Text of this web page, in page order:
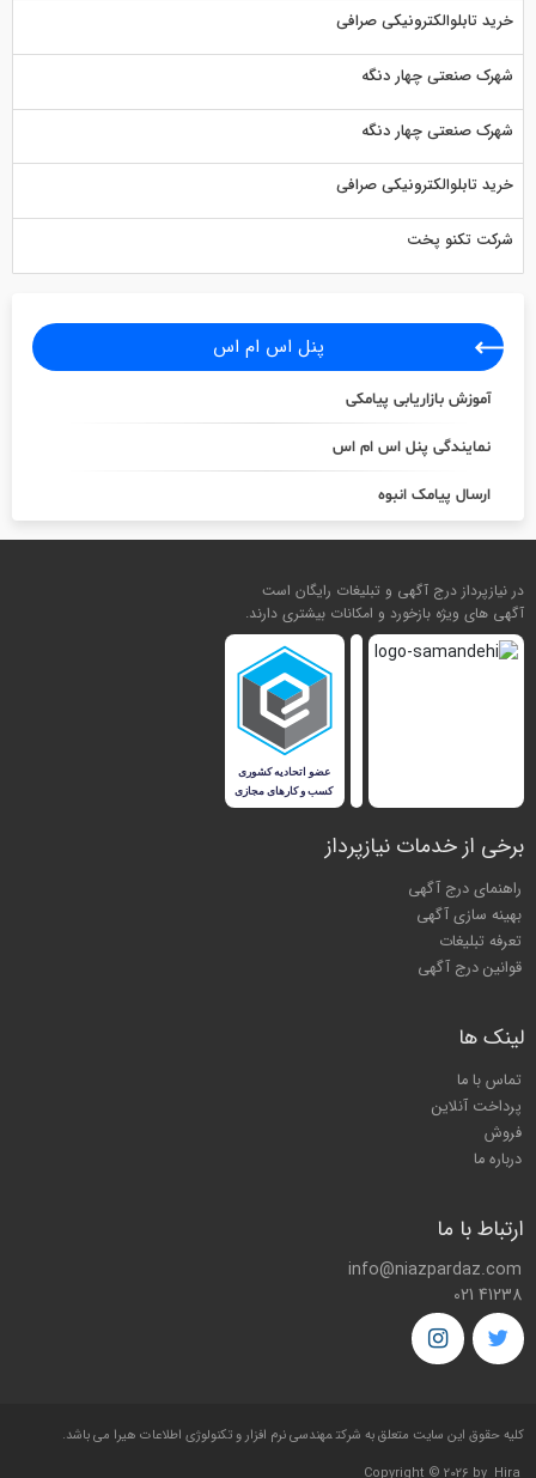
خرید تابلوالکترونیکی صرافی
شهرک صنعتی چهار دنگه
شهرک صنعتی چهار دنگه
خرید تابلوالکترونیکی صرافی
شرکت تکنو پخت
پنل اس ام اس
آموزش بازاریابی پیامکی
نمایندگی پنل اس ام اس
ارسال پیامک انبوه
در نیازپرداز درج آگهی و تبلیغات رایگان است
آگهی های ویژه بازخورد و امکانات بیشتری دارند.
برخی از خدمات نیازپرداز
راهنمای درج آگهی
بهینه سازی آگهی
تعرفه تبلیغات
قوانین درج آگهی
لینک ها
تماس با ما
پرداخت آنلاین
فروش
درباره ما
ارتباط با ما
info@niazpardaz.com
021 41238
کليه حقوق اين سايت متعلق به شرکتمهندسی نرم افزار و تکنولوژی اطلاعات هیرا می باشد.